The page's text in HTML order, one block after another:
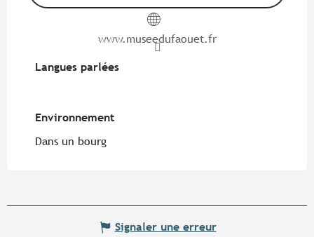
www.museedufaouet.fr
Langues parlées
Langues parlées
Environnement
Environnement
Dans un bourg
Signaler une erreur